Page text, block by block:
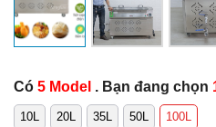
Có 5 Model . Bạn đang chọn
10L 20L 35L 50L 100L